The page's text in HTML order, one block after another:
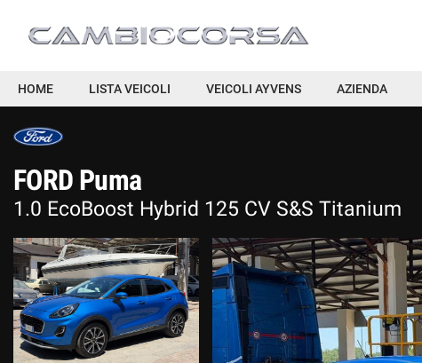
HOME
LISTA VEICOLI
VEICOLI AYVENS
ACQUISTIAMO USATO
DICONO DI NOI
HOME LISTA VEICOLI VEICOLI AYVENS AZIENDA
FORD Puma
1.0 EcoBoost Hybrid 125 CV S&S Titanium